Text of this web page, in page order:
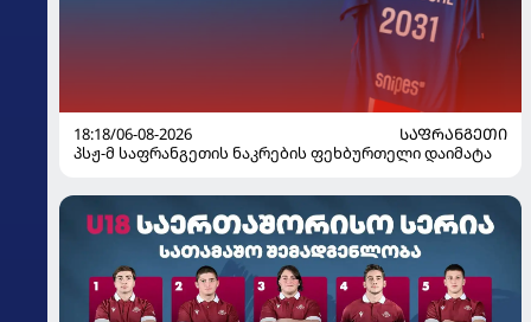
18:18/06-08-2026
ᲡᲐᲤᲠᲐᲜᲒᲔᲗᲘ
პსჟ-მ საფრანგეთის ნაკრების ფეხბურთელი დაიმატა